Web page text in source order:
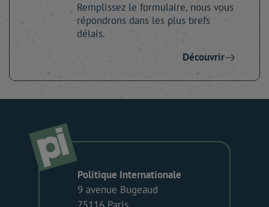
Remplissez le formulaire, nous vous
répondrons dans les plus brefs
délais.
Découvrir
Politique Internationale
9 avenue Bugeaud